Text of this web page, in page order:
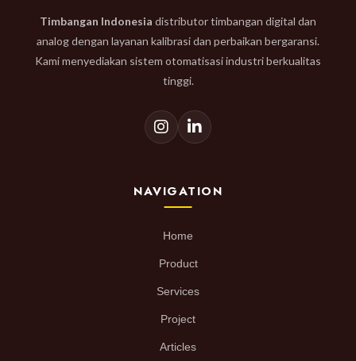
Timbangan Indonesia distributor timbangan digital dan
analog dengan layanan kalibrasi dan perbaikan bergaransi.
Kami menyediakan sistem otomatisasi industri berkualitas
tinggi.
NAVIGATION
Home
Product
Services
Project
Articles